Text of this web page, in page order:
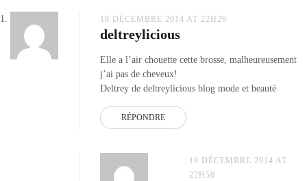
therapy
remington
remington
18 DÉCEMBRE 2014 AT 22H20
deltreylicious
Elle a l’air chouette cette brosse, malheureusement
j’ai pas de cheveux!
Deltrey de deltreylicious blog mode et beauté
RÉPONDRE
19 DÉCEMBRE 2014 AT
22H50